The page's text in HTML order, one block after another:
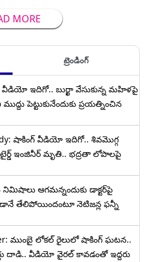
MORE
ట్రెండింగ్
వీడియో ఇదిగో.. బుర్ఖా వేసుకున్న మహిళపై
పెట్టుకునేందుకు ప్రయత్నించిన
షాకింగ్ వీడియో ఇదిగో.. శివమొగ్గ
ఇంజినీర్ మృతి.. భద్రతా లోపాలపై
ఆగమన్నందుకు డాక్టర్‌పై
తేలిపోయిందంటూ నెటిజన్ల ఫన్నీ
ముంబై లోకల్ రైలులో షాకింగ్ ఘటన..
దాడి.. వీడియో వైరల్ కావడంతో ఇద్దరు